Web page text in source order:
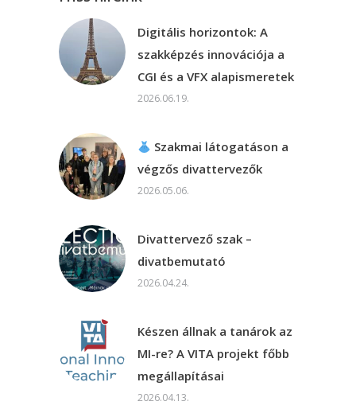
Digitális horizontok: A
szakképzés innovációja a
CGI és a VFX alapismeretek
2026.06.19.
Szakmai látogatáson a
végzős divattervezők
2026.05.06.
Divattervező szak –
divatbemutató
2026.04.24.
Készen állnak a tanárok az
MI-re? A VITA projekt főbb
megállapításai
2026.04.13.